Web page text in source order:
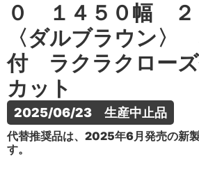
０ １４５０幅 ２
〈ダルブラウン
付 ラクラクロー
カット
2025/06/23　生産中止品
代替推奨品は、2025年6月発売の新
す。